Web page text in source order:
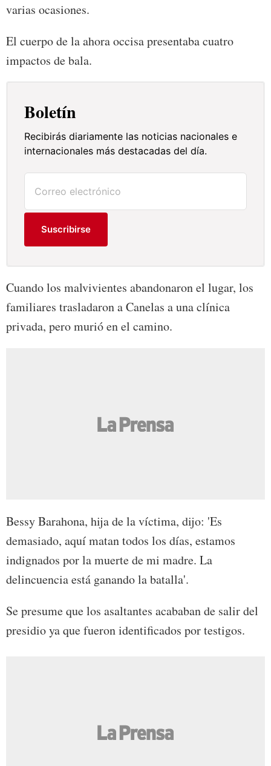
varias ocasiones.
El cuerpo de la ahora occisa presentaba cuatro
impactos de bala.
Boletín
Recibirás diariamente las noticias nacionales e
internacionales más destacadas del día.
Suscribirse
Cuando los malvivientes abandonaron el lugar, los
familiares trasladaron a Canelas a una clínica
privada, pero murió en el camino.
Bessy Barahona, hija de la víctima, dijo: 'Es
demasiado, aquí matan todos los días, estamos
indignados por la muerte de mi madre. La
delincuencia está ganando la batalla'.
Se presume que los asaltantes acababan de salir del
presidio ya que fueron identificados por testigos.